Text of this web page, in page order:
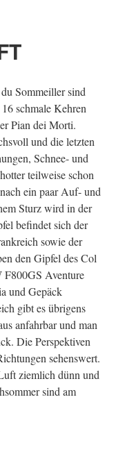
Sommeiller sind
schmale Kehren
Pian dei Morti.
und die letzten
Schnee- und
teilweise schon
ein paar Auf- und
Sturz wird in der
befindet sich der
sowie der
den Gipfel des Col
Aventure
und Gepäck
gibt es übrigens
anfahrbar und man
Die Perspektiven
sehenswert.
ziemlich dünn und
sind am